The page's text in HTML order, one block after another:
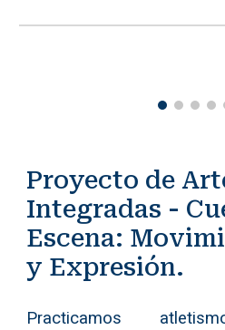
Proyecto de
Integradas -
Escena:
y Expresión.
Practicamos